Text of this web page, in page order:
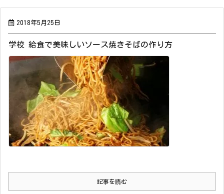
2018年5月25日
学校 給食で美味しいソース焼きそばの作り方
記事を読む